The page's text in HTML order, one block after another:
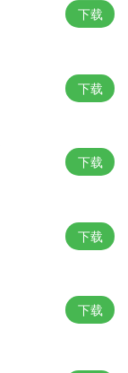
下载
下载
下载
下载
下载